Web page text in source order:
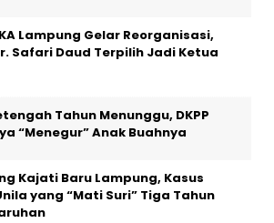
Lampung Gelar Reorganisasi,
Safari Daud Terpilih Jadi Ketua
Tahun Menunggu, DKPP
“Menegur” Anak Buahnya
Kajati Baru Lampung, Kasus
yang “Mati Suri” Tiga Tahun